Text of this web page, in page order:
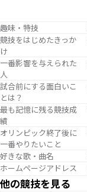
趣味・特技
競技をはじめたきっか
け
一番影響を与えられた
人
試合前にする面白いこ
とは？
最も記憶に残る競技成
績
オリンピック終了後に
一番やりたいこと
好きな歌・曲名
ホームページアドレス
他の競技を見る